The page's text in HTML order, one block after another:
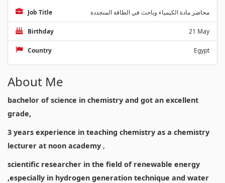
Job Title محاضر مادة الكيمياء وباحث في الطاقة المتجددة
Birthday 21 May
Country Egypt
About Me
bachelor of science in chemistry and got an excellent
grade,
3 years experience in teaching chemistry as a chemistry
lecturer at noon academy ,
scientific researcher in the field of renewable energy
,especially in hydrogen generation technique and water